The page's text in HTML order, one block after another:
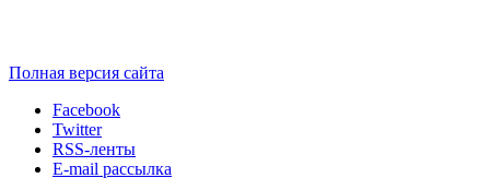
Полная версия сайта
Facebook
Twitter
RSS-ленты
E-mail рассылка